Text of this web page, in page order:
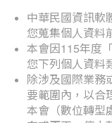
中華民國資訊軟
您蒐集個人資料
本會因115年度
您下列個人資料
除涉及國際業務
要範圍內，以合
本會（數位轉型